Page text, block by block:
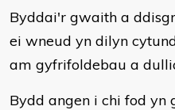
Byddai'r gwaith a
ei wneud yn dilyn
am gyfrifoldebau a
Bydd angen i chi fod